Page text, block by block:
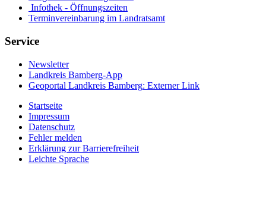
Infothek - Öffnungszeiten
Terminvereinbarung im Landratsamt
Service
Newsletter
Landkreis Bamberg-App
Geoportal Landkreis Bamberg: Externer Link
Startseite
Impressum
Datenschutz
Fehler melden
Erklärung zur Barrierefreiheit
Leichte Sprache